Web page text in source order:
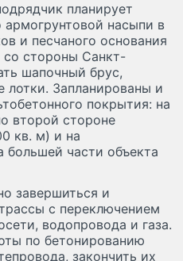
планирует
армогрунтовой насыпи в
и песчаного основания
со стороны Санкт-
шапочный брус,
лотки. Запланированы и
покрытия: на
второй стороне
кв. м) и на
большей части объекта
завершиться и
с переключением
водопровода и газа.
по бетонированию
закончить их